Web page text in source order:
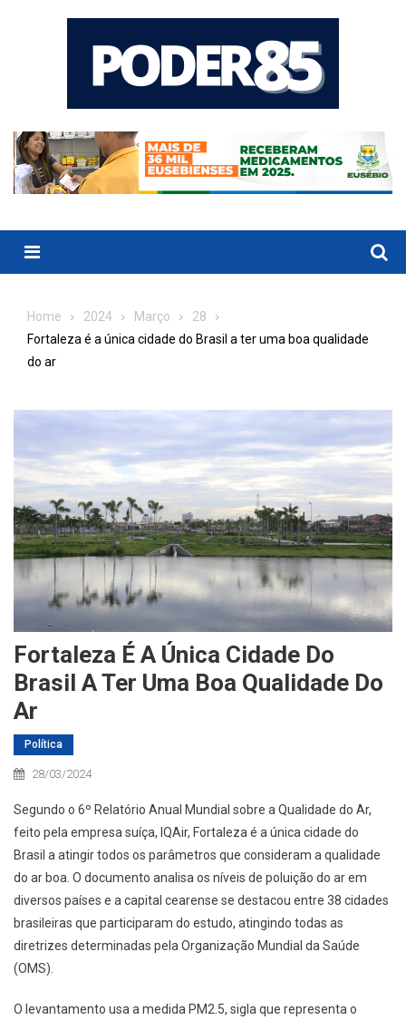
Menu
Home 2024 Março
28
Fortaleza é a única cidade do Brasil a ter uma boa qualidade
do ar
Fortaleza É A Única Cidade Do
Brasil A Ter Uma Boa Qualidade Do
Ar
Política
28/03/2024
Segundo o 6º Relatório Anual Mundial sobre a Qualidade do Ar,
feito pela empresa suíça, IQAir, Fortaleza é a única cidade do
Brasil a atingir todos os parâmetros que consideram a qualidade
do ar boa. O documento analisa os níveis de poluição do ar em
diversos países e a capital cearense se destacou entre 38 cidades
brasileiras que participaram do estudo, atingindo todas as
diretrizes determinadas pela Organização Mundial da Saúde
(OMS).
O levantamento usa a medida PM2.5, sigla que representa o